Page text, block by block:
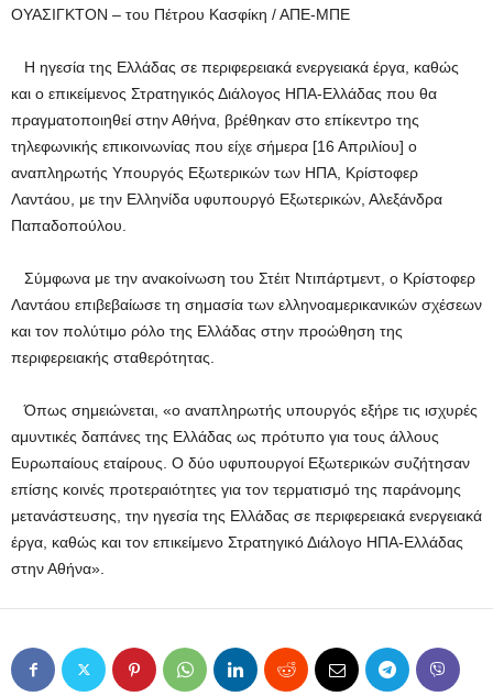
ΟΥΑΣΙΓΚΤΟΝ – του Πέτρου Κασφίκη / ΑΠΕ-ΜΠΕ
Η ηγεσία της Ελλάδας σε περιφερειακά ενεργειακά έργα, καθώς
και ο επικείμενος Στρατηγικός Διάλογος ΗΠΑ-Ελλάδας που θα
πραγματοποιηθεί στην Αθήνα, βρέθηκαν στο επίκεντρο της
τηλεφωνικής επικοινωνίας που είχε σήμερα [16 Απριλίου] ο
αναπληρωτής Υπουργός Εξωτερικών των ΗΠΑ, Κρίστοφερ
Λαντάου, με την Ελληνίδα υφυπουργό Εξωτερικών, Αλεξάνδρα
Παπαδοπούλου.
Σύμφωνα με την ανακοίνωση του Στέιτ Ντιπάρτμεντ, ο Κρίστοφερ
Λαντάου επιβεβαίωσε τη σημασία των ελληνοαμερικανικών σχέσεων
και τον πολύτιμο ρόλο της Ελλάδας στην προώθηση της
περιφερειακής σταθερότητας.
Όπως σημειώνεται, «ο αναπληρωτής υπουργός εξήρε τις ισχυρές
αμυντικές δαπάνες της Ελλάδας ως πρότυπο για τους άλλους
Ευρωπαίους εταίρους. Ο δύο υφυπουργοί Εξωτερικών συζήτησαν
επίσης κοινές προτεραιότητες για τον τερματισμό της παράνομης
μετανάστευσης, την ηγεσία της Ελλάδας σε περιφερειακά ενεργειακά
έργα, καθώς και τον επικείμενο Στρατηγικό Διάλογο ΗΠΑ-Ελλάδας
στην Αθήνα».